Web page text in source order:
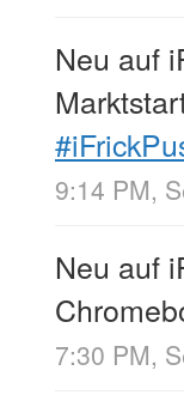
Neu auf
9:14 PM,
Neu auf
7:30 PM,